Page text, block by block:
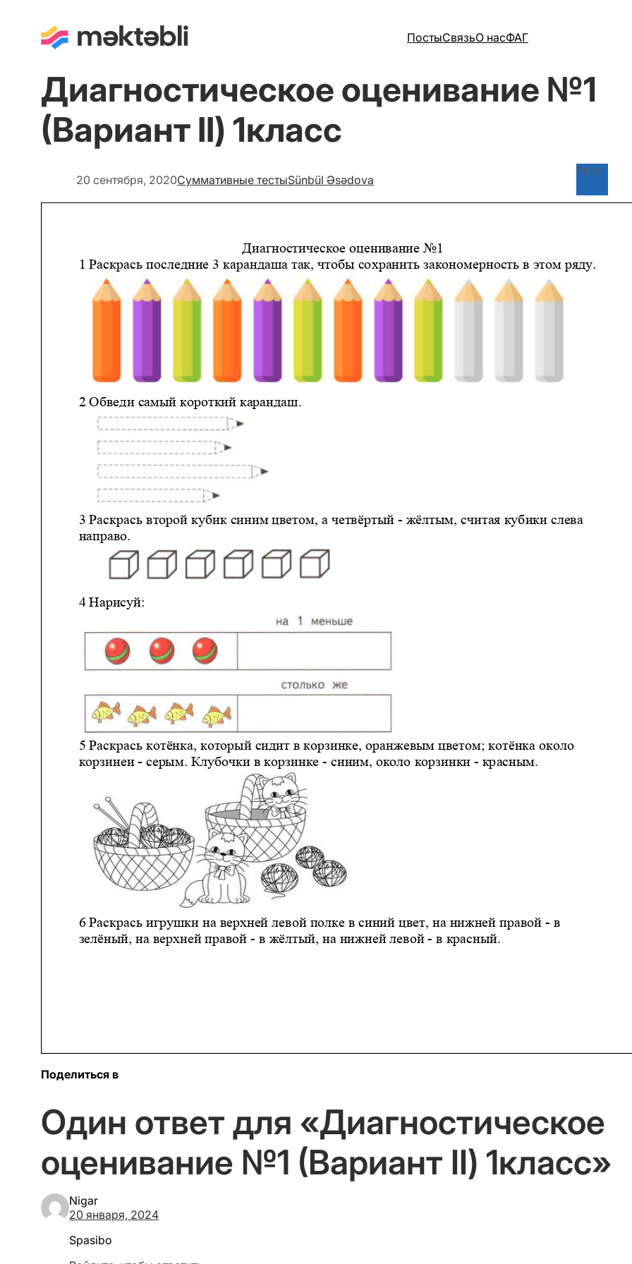
ПостыСвязьО насФАГ
Диагностическое оценивание №1
(Вариант II) 1класс
20 сентября, 2020Суммативные тестыSünbül Əsədova
Print
Поделиться в
Один ответ для «Диагностическое
оценивание №1 (Вариант II) 1класс»
Nigar
20 января, 2024
Spasibo